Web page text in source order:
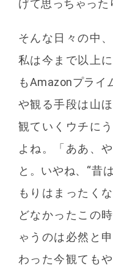
げて思っちゃった
そんな日々の中
私は今まで以上
もAmazonプライ
や観る手段は山
観ていくウチに
よね。「ああ、
と。いやね、“昔
もりはまったく
どなかったこの
ゃうのは必然と
わった今観ても